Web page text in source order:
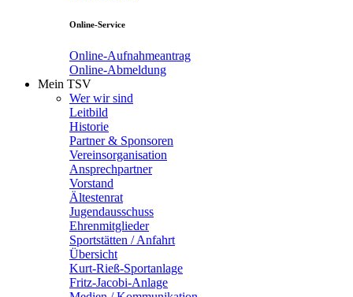
Online-Service
Online-Aufnahmeantrag
Online-Abmeldung
Mein TSV
Wer wir sind
Leitbild
Historie
Partner & Sponsoren
Vereinsorganisation
Ansprechpartner
Vorstand
Ältestenrat
Jugendausschuss
Ehrenmitglieder
Sportstätten / Anfahrt
Übersicht
Kurt-Rieß-Sportanlage
Fritz-Jacobi-Anlage